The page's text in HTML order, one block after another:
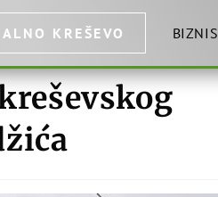
KREŠEVO BIZNIS